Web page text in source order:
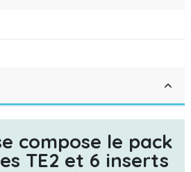
compose le pack
TE2 et 6 inserts